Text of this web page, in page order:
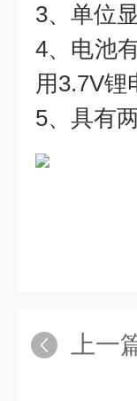
3、单位
4、电池
用3.7V锂
5、具有
上一